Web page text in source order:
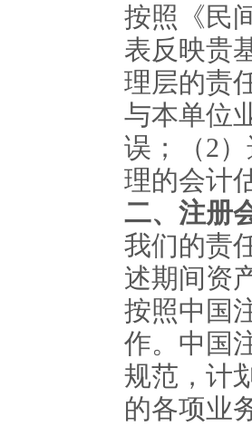
按照《民
表反映贵
理层的责
与本单位
误；（2
理的会计
二、注册
我们的责
述期间资
按照中国
作。中国
规范，计
的各项业